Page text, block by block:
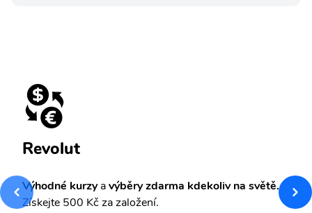
Revolut
Výhodné kurzyavýběry zdarma kdekoliv na světě.
Získejte 500 Kč za založení.